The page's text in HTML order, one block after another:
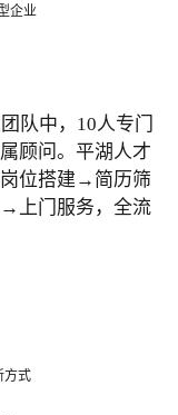
企业
队中，10人专门
顾问。平湖人才
位搭建→简历筛
上门服务，全流
方式